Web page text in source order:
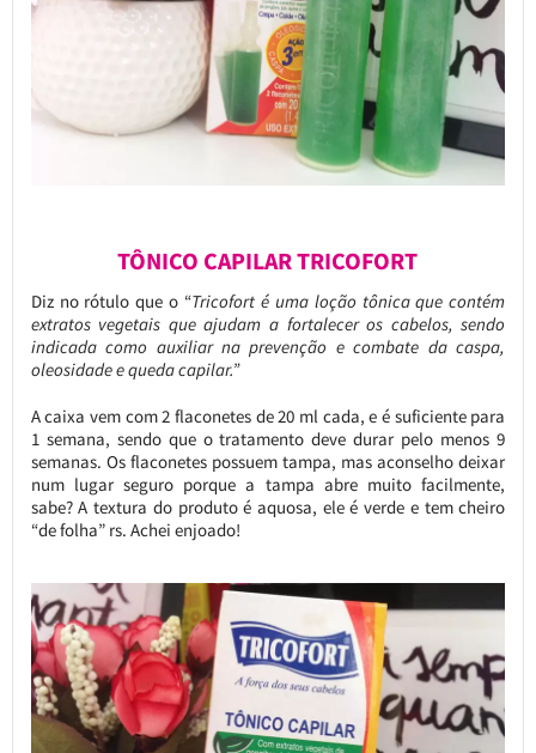
TÔNICO CAPILAR TRICOFORT
Diz no rótulo que o “Tricofort é uma loção tônica que contém
extratos vegetais que ajudam a fortalecer os cabelos, sendo
indicada como auxiliar na prevenção e combate da caspa,
oleosidade e queda capilar.”
A caixa vem com 2 flaconetes de 20 ml cada, e é suficiente para
1 semana, sendo que o tratamento deve durar pelo menos 9
semanas. Os flaconetes possuem tampa, mas aconselho deixar
num lugar seguro porque a tampa abre muito facilmente,
sabe? A textura do produto é aquosa, ele é verde e tem cheiro
“de folha” rs. Achei enjoado!